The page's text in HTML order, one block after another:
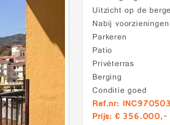
Uitzicht op de
Nabij voorzieningen
Parkeren
Patio
Privéterras
Berging
Conditie goed
Ref.nr: INC970503
Prijs: € 356.000,-